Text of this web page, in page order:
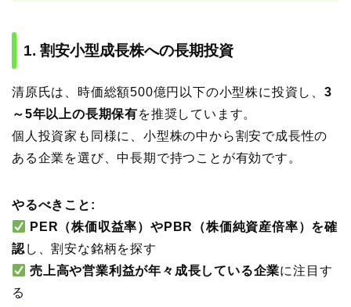
1. 割安小型成長株への長期投資
清原氏は、時価総額500億円以下の小型株に投資し、 3
～5年以上の長期保有を推奨しています。
個人投資家も同様に、小型株の中から割安で成長性の
ある企業を選び、中長期で持つことが有効です。
やるべきこと:
PER（株価収益率）やPBR（株価純資産倍率）を確
認 し、割安な銘柄を探す
売上高や営業利益が年々成長している企業に注目す
る